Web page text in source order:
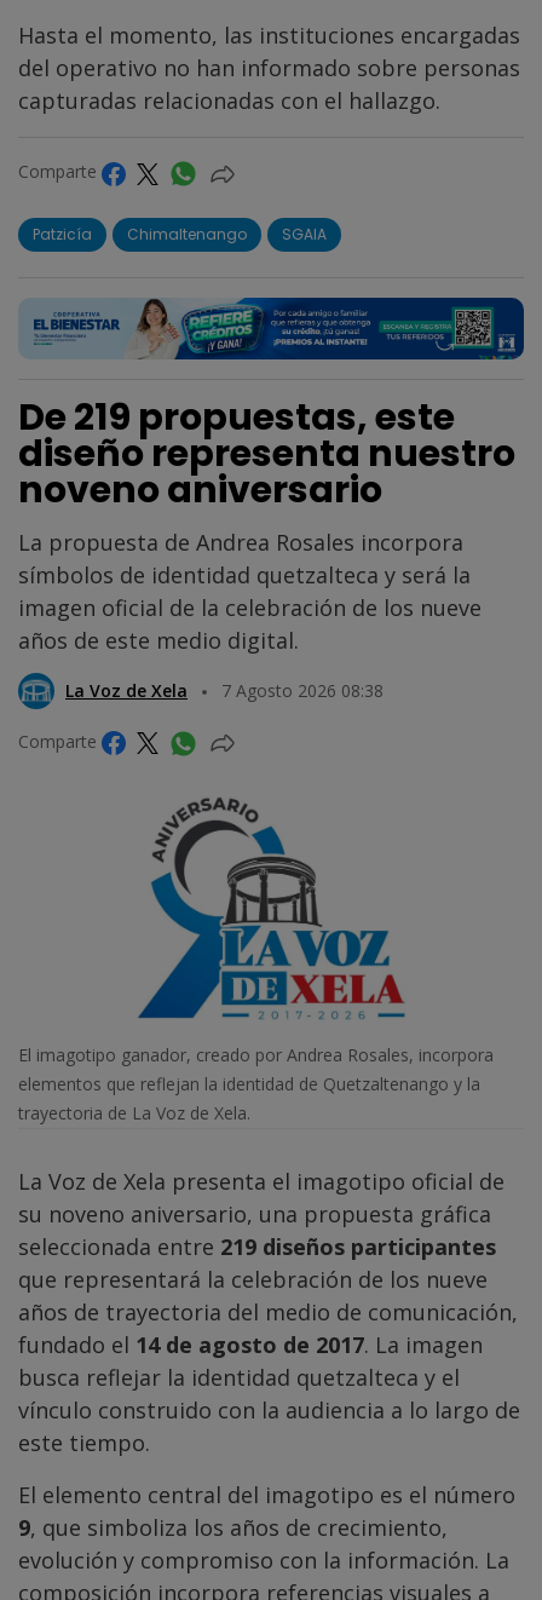
Hasta el momento, las instituciones encargadas
del operativo no han informado sobre personas
capturadas relacionadas con el hallazgo.
Comparte
Patzicía Chimaltenango SGAIA
De 219 propuestas, este
diseño representa nuestro
noveno aniversario
La propuesta de Andrea Rosales incorpora
símbolos de identidad quetzalteca y será la
imagen oficial de la celebración de los nueve
años de este medio digital.
La Voz de Xela 7 Agosto 2026 08:38
Comparte
El imagotipo ganador, creado por Andrea Rosales, incorpora
elementos que reflejan la identidad de Quetzaltenango y la
trayectoria de La Voz de Xela.
La Voz de Xela presenta el imagotipo oficial de
su noveno aniversario, una propuesta gráfica
seleccionada entre 219 diseños participantes
que representará la celebración de los nueve
años de trayectoria del medio de comunicación,
fundado el 14 de agosto de 2017. La imagen
busca reflejar la identidad quetzalteca y el
vínculo construido con la audiencia a lo largo de
este tiempo.
El elemento central del imagotipo es el número
9, que simboliza los años de crecimiento,
evolución y compromiso con la información. La
composición incorpora referencias visuales a